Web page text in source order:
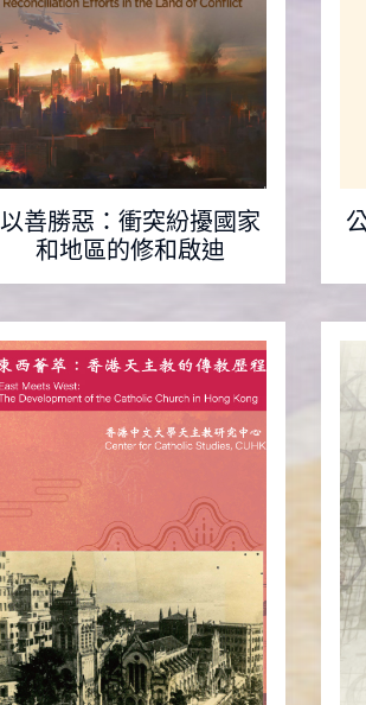
以善勝惡：衝突紛擾國家
和地區的修和啟迪